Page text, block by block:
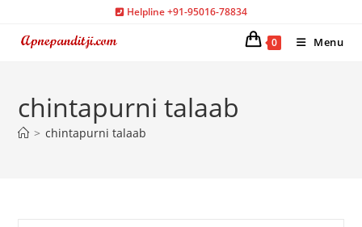
content
Helpline +91-95016-78834
0 Menu
chintapurni talaab
> chintapurni talaab